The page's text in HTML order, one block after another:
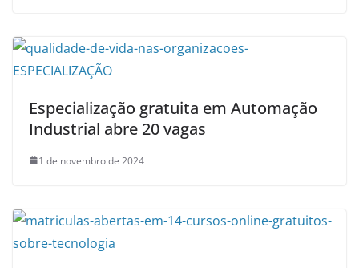
Especialização gratuita em Automação
Industrial abre 20 vagas
1 de novembro de 2024